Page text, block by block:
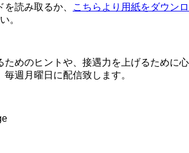
読み取るか、
こちらより用紙をダウンロ
。
ためのヒントや、接遇力を上げるために心
週月曜日に配信致します。